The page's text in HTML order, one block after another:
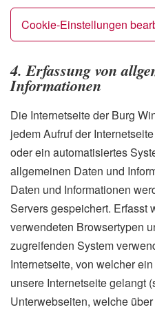
Cookie-Einstellungen
4. Erfassung von
Informationen
Die Internetseite der Burg
jedem Aufruf der
oder ein automatisiertes
allgemeinen Daten und
Daten und Informationen
Servers gespeichert. Erfasst
verwendeten Browsertypen
zugreifenden System
Internetseite, von welcher
unsere Internetseite gelangt
Unterwebseiten, welche